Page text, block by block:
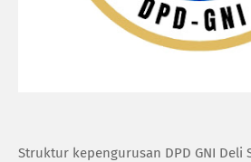
Struktur kepengurusan DPD GNI Deli